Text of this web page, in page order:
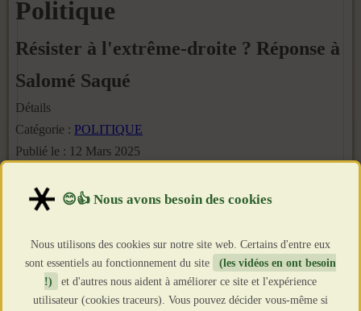
Politique
Résister à l'extrême-droite ? Réponse à
Salomé Saqué
Détails
Catégorie : POLITIQUE
Publié le : 12 Mars 2025
Clics : 1860
Nous utilisons des cookies sur notre site web. Certains d'entre eux
sont essentiels au fonctionnement du site
(les vidéos en ont besoin
!)
et d'autres nous aident à améliorer ce site et l'expérience
utilisateur (cookies traceurs). Vous pouvez décider vous-même si